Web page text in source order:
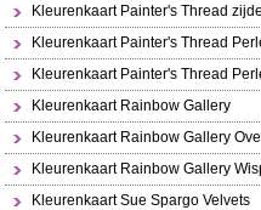
Kleurenkaart Painter's Thread
Kleurenkaart Painter's Thread
Kleurenkaart Painter's Thread
Kleurenkaart Rainbow Gallery
Kleurenkaart Rainbow Gallery
Kleurenkaart Rainbow Gallery
Kleurenkaart Sue Spargo Velvets